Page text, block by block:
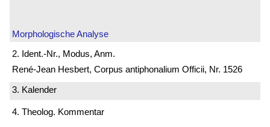
Morphologische Analyse
2. Ident.-Nr., Modus, Anm.
René-Jean Hesbert, Corpus antiphonalium Officii, Nr. 1526
3. Kalender
4. Theolog. Kommentar